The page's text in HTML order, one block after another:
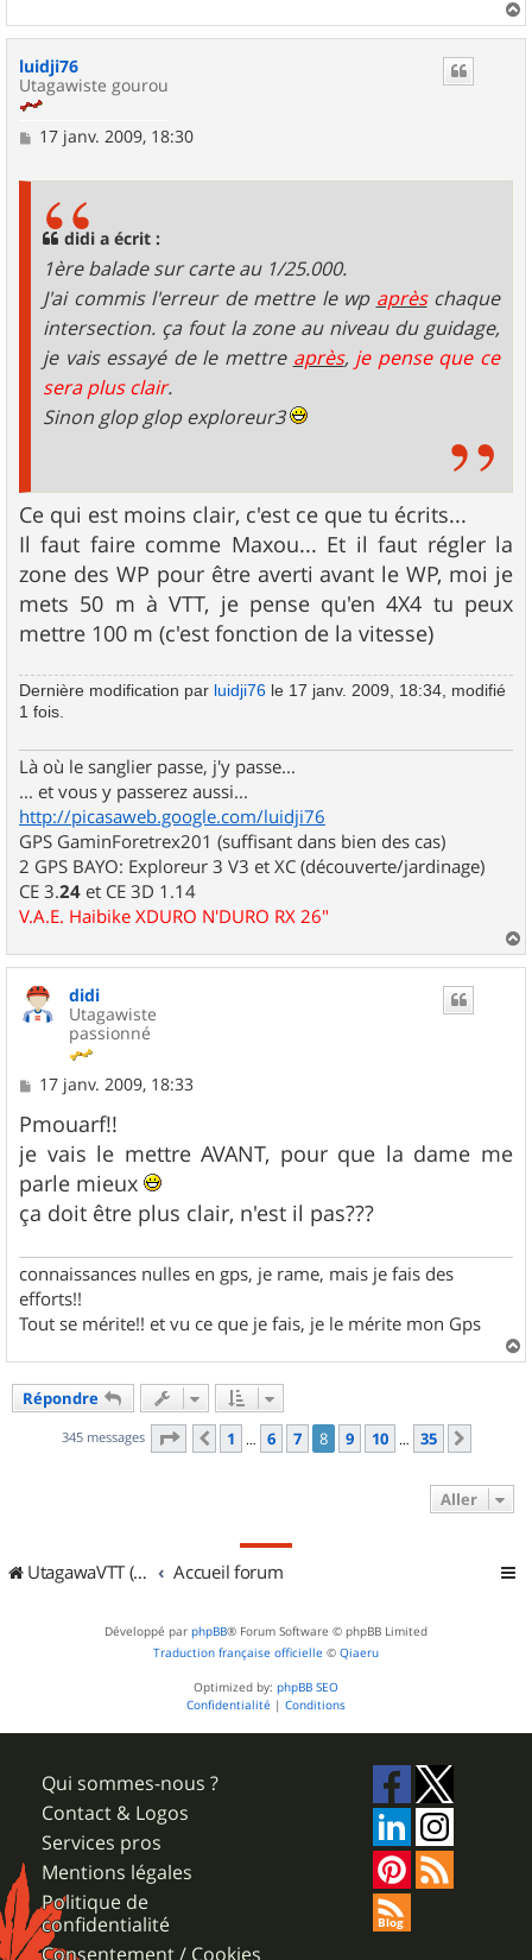
a
luidji76
Utagawiste gourou
M17 janv. 2009, 18:30
didi a écrit :
1ère balade sur carte au 1/25.000.
J'ai commis l'erreur de mettre le wp aprèschaque
intersection. ça fout la zone au niveau du guidage,
je vais essayé de le mettre après, je pense que ce
sera plus clair.
Sinon glop glop exploreur3
Ce qui est moins clair, c'est ce que tu écrits...
Il faut faire comme Maxou... Et il faut régler la
zone des WP pour être averti avant le WP, moi je
mets 50 m à VTT, je pense qu'en 4X4 tu peux
mettre 100 m (c'est fonction de la vitesse)
Dernière modification par luidji76 le 17 janv. 2009, 18:34, modifié
1 fois.
Là où le sanglier passe, j'y passe...
... et vous y passerez aussi...
http://picasaweb.google.com/luidji76
GPS GaminForetrex201 (suffisant dans bien des cas)
2 GPS BAYO: Exploreur 3 V3 et XC (découverte/jardinage)
CE 3.24 et CE 3D 1.14
V.A.E. Haibike XDURO N'DURO RX 26"
a
didi
Utagawiste
passionné
M
s
s
a
g
e
17 janv. 2009, 18:33
Pmouarf!!
je vais le mettre AVANT, pour que la dame me
parle mieux
ça doit être plus clair, n'est il pas???
connaissances nulles en gps, je rame, mais je fais des
efforts!!
Tout se mérite!! et vu ce que je fais, je le mérite mon Gps
a
Répondre
345 messages Page 8sur 35
Précédent
1 … 6 7 8 9 10 … 35
Aller
UtagawaVTT (Randos VTT et VTTAE avec traces GPS) Accueil forum
Développé par phpBB® Forum Software © phpBB Limited
Traduction française officielle © Qiaeru
Optimized by: phpBB SEO
Confidentialité | Conditions
Qui sommes-nous ?
Contact & Logos
Services pros
Mentions légales
Politique de
confidentialité
Consentement / Cookies